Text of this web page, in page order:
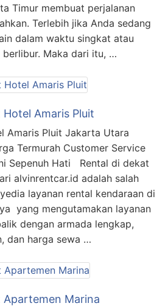
Timur membuat perjalanan
Terlebih jika Anda sedang
dalam waktu singkat atau
berlibur. Maka dari itu, …
Amaris Pluit
Amaris Pluit Jakarta Utara
Termurah Customer Service
Sepenuh Hati Rental di dekat
alvinrentcar.id adalah salah
layanan rental kendaraan di
yang mengutamakan layanan
dengan armada lengkap,
dan harga sewa …
Marina